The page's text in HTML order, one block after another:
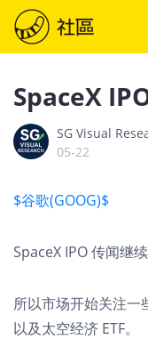
SpaceX
SG Visual
05-22
$谷歌(GOOG)$
SpaceX IPO 传闻继
所以市场开始关注一
以及太空经济 ETF。